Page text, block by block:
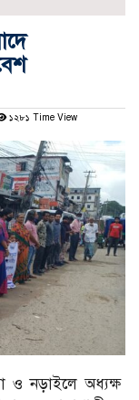
১২৮১ Time View
ও নড়াইলে অধ্যক্ষ